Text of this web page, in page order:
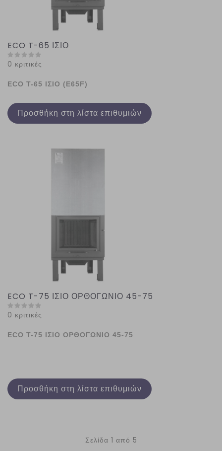
ECO T-65 ΙΣΙΟ
0 κριτικές
ECO Τ-65 ΙΣΙΟ (E65F)
Προσθήκη στη λίστα επιθυμιών
ECO T-75 ΙΣΙΟ ΟΡΘΟΓΩΝΙΟ 45-75
0 κριτικές
ECO Τ-75 ΙΣΙΟ ΟΡΘΟΓΩΝΙΟ 45-75
Προσθήκη στη λίστα επιθυμιών
Σελίδα 1 από 5